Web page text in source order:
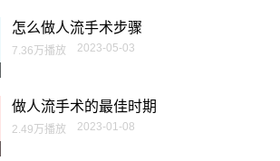
怎么做人流手术步骤
7.36万播放 2023-05-03
做人流手术的最佳时期
2.49万播放 2023-01-08